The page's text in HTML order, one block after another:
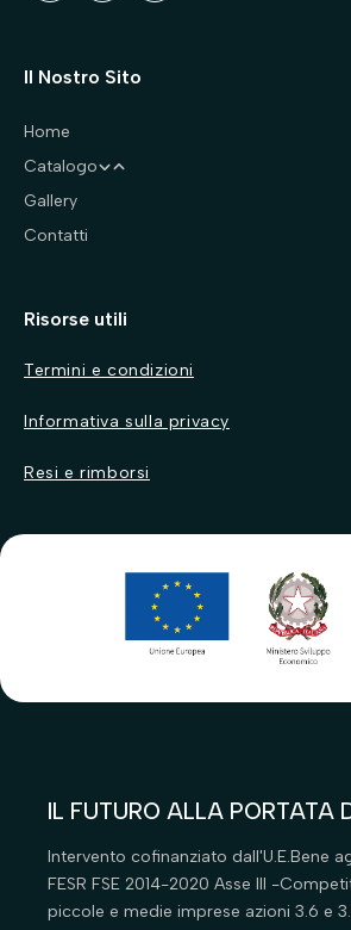
Il Nostro Sito
Home
Catalogo
Cani
Abbigliamento
Accessori auto
Antiparassitari
Giochi per cani
Guinzagli e collari
Gatti
Accessori auto
Antiparassitari
Guinzagli e collari
Gallery
Contatti
Risorse utili
Termini e condizioni
Informativa sulla privacy
Resi e rimborsi
IL FUTURO ALLA PORTATA
Intervento cofinanziato dall'U.E.Bene
FESR FSE 2014-2020 Asse III -
piccole e medie imprese azioni 3.6 e